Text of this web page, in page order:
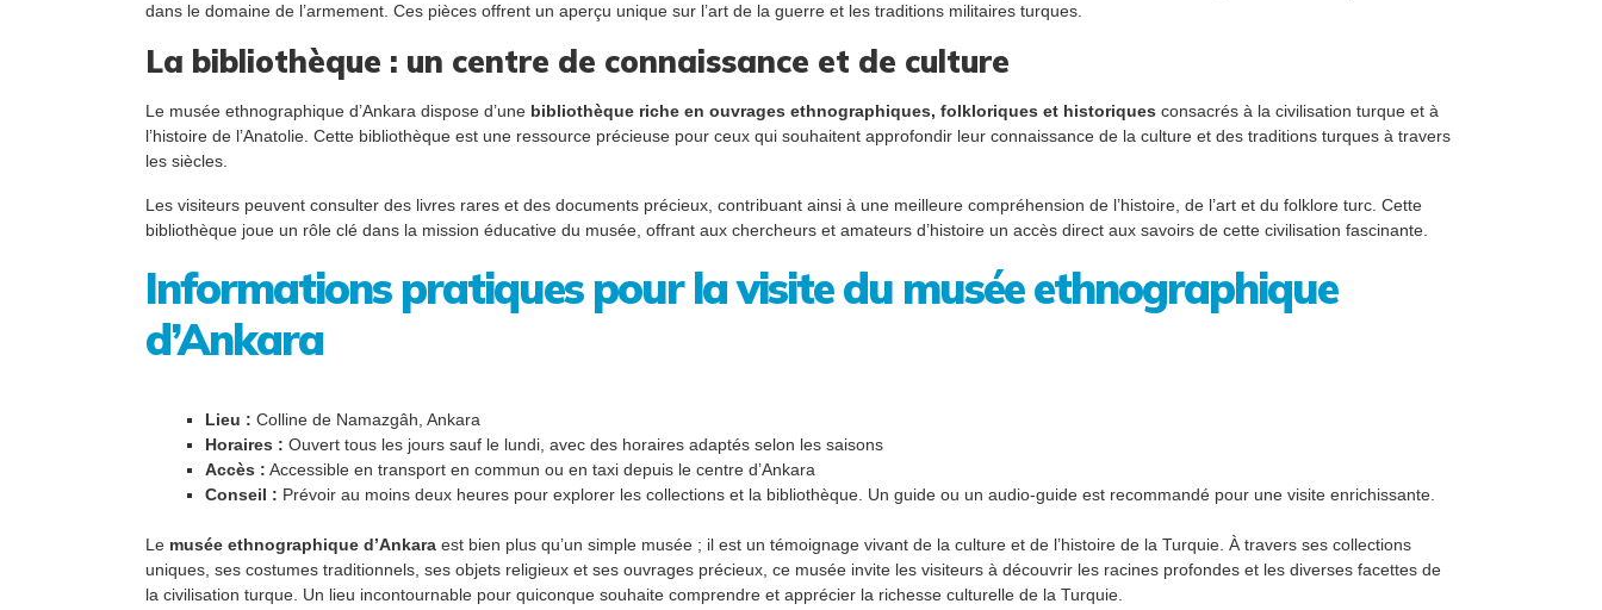
dans le domaine de l’armement. Ces pièces offrent un aperçu unique sur l’art de la guerre et les traditions militaires turques.
La bibliothèque : un centre de connaissance et de culture
Le musée ethnographique d’Ankara dispose d’une bibliothèque riche en ouvrages ethnographiques, folkloriques et historiques consacrés à la civilisation turque et à
l’histoire de l’Anatolie. Cette bibliothèque est une ressource précieuse pour ceux qui souhaitent approfondir leur connaissance de la culture et des traditions turques à travers
les siècles.
Les visiteurs peuvent consulter des livres rares et des documents précieux, contribuant ainsi à une meilleure compréhension de l’histoire, de l’art et du folklore turc. Cette
bibliothèque joue un rôle clé dans la mission éducative du musée, offrant aux chercheurs et amateurs d’histoire un accès direct aux savoirs de cette civilisation fascinante.
Informations pratiques pour la visite du musée ethnographique
d’Ankara
Lieu : Colline de Namazgâh, Ankara
Horaires : Ouvert tous les jours sauf le lundi, avec des horaires adaptés selon les saisons
Accès : Accessible en transport en commun ou en taxi depuis le centre d’Ankara
Conseil : Prévoir au moins deux heures pour explorer les collections et la bibliothèque. Un guide ou un audio-guide est recommandé pour une visite enrichissante.
Le musée ethnographique d’Ankara est bien plus qu’un simple musée ; il est un témoignage vivant de la culture et de l’histoire de la Turquie. À travers ses collections
uniques, ses costumes traditionnels, ses objets religieux et ses ouvrages précieux, ce musée invite les visiteurs à découvrir les racines profondes et les diverses facettes de
la civilisation turque. Un lieu incontournable pour quiconque souhaite comprendre et apprécier la richesse culturelle de la Turquie.